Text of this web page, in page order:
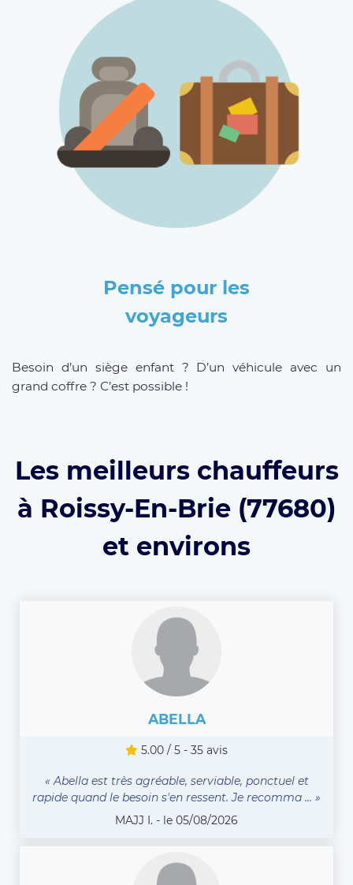
Pensé pour les
voyageurs
Besoin d’un siège enfant ? D’un véhicule avec un
grand coffre ? C’est possible !
Les meilleurs chauffeurs
à Roissy-En-Brie (77680)
et environs
ABELLA
5.00 / 5 - 35 avis
« Abella est très agréable, serviable, ponctuel et
rapide quand le besoin s'en ressent. Je recomma ... »
MAJJ I. - le 05/08/2026